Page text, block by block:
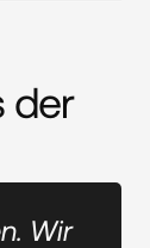
der
Wir